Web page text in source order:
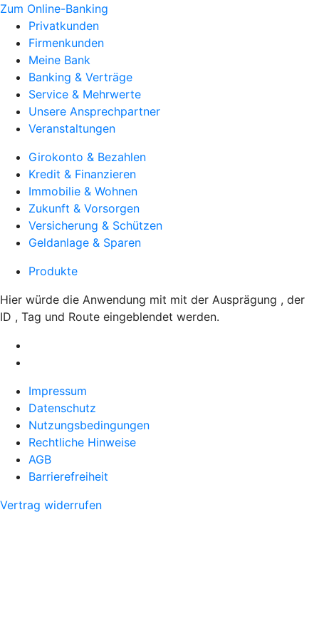
Zum Online-Banking
Privatkunden
Firmenkunden
Meine Bank
Banking & Verträge
Service & Mehrwerte
Unsere Ansprechpartner
Veranstaltungen
Girokonto & Bezahlen
Kredit & Finanzieren
Immobilie & Wohnen
Zukunft & Vorsorgen
Versicherung & Schützen
Geldanlage & Sparen
Produkte
Hier würde die Anwendung mit mit der Ausprägung , der
ID , Tag und Route eingeblendet werden.
Impressum
Datenschutz
Nutzungsbedingungen
Rechtliche Hinweise
AGB
Barrierefreiheit
Vertrag widerrufen